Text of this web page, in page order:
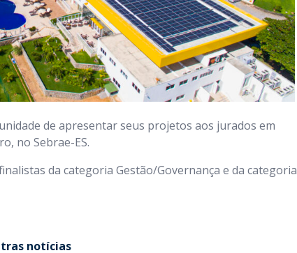
de apresentar seus projetos aos jurados em
no Sebrae-ES.
da categoria Gestão/Governança e da categoria
notícias